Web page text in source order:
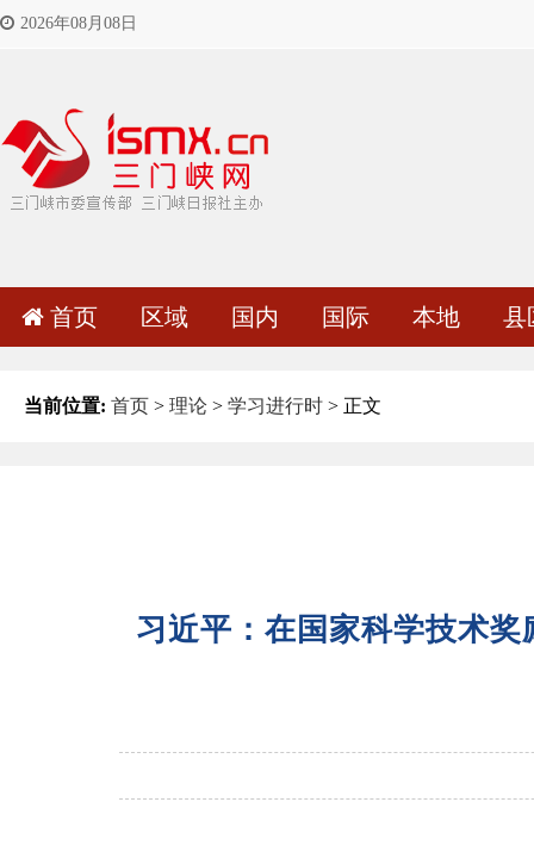
2026年08月08日
首页 区域 国内 国际 本地 县
当前位置: 首页 > 理论 > 学习进行时 > 正文
习近平：在国家科学技术